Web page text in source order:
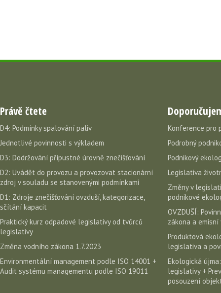
Právě čtete
D4: Podmínky spalování paliv
Jednotlivé povinnosti s výkladem
D3: Dodržování přípustné úrovně znečišťování
D2: Uvádět do provozu a provozovat stacionární
zdroj v souladu se stanovenými podmínkami
D1: Zdroje znečišťování ovzduší, kategorizace,
sčítání kapacit
Praktický kurz odpadové legislativy od tvůrců
legislativy
Změna vodního zákona 1.7.2023
Environmentální management podle ISO 14001 +
Audit systému managementu podle ISO 19011
Konference pro
Podrobný
Podnikový
Legislativa
Změny v
podnikové
OVZDUŠÍ:
zákona a emisní
Produktová
legislativa a
Ekologická
legislativy +
posouzení